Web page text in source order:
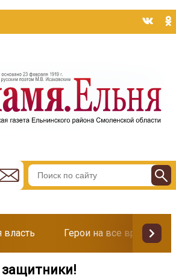
власть Герои на все времена
защитники!